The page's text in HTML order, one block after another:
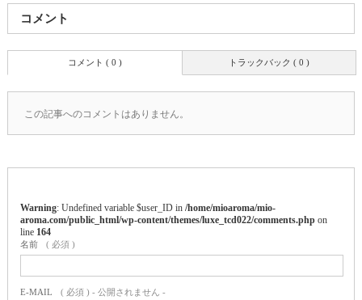
コメント
トラックバック ( 0 )
コメント ( 0 )
この記事へのコメントはありません。
Warning : Undefined variable $user_ID in /home/mioaroma/mio-
aroma.com/public_html/wp-content/themes/luxe_tcd022/comments.phpon
line 164
名前 ( 必須 )
E-MAIL ( 必須 ) - 公開されません -